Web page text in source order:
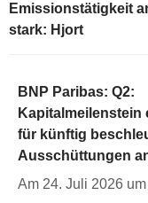
Emissionstätigkeit
stark: Hjort
BNP Paribas: Q2:
Kapitalmeilenstein
für künftig
Ausschüttungen
Am 24. Juli 2026